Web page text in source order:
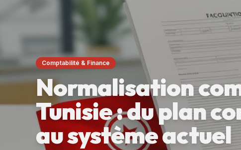
Comptabilité & Finance
Normalisation
Tunisie : du plan
au système actuel